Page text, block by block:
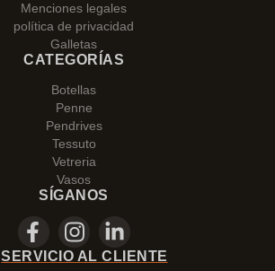
Menciones legales
política de privacidad
Galletas
CATEGORÍAS
Botellas
Penne
Pendrives
Tessuto
Vetreria
Vasos
SÍGANOS
SERVICIO AL CLIENTE